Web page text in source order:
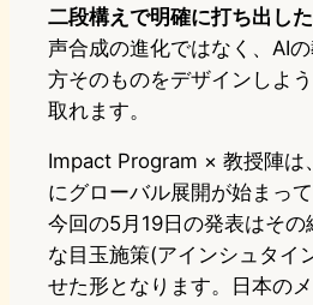
二段構えで明確に打ち出し
声合成の進化ではなく、AI
方そのものをデザインしよ
取れます。
Impact Program × 教授陣は
にグローバル展開が始まっ
今回の5月19日の発表はその
な目玉施策(アインシュタイ
せた形となります。日本の